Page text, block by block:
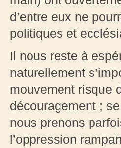
d’entre eux ne
politiques et
Il nous reste à
naturellement
mouvement risque
découragement ;
nous prenons
l’oppression